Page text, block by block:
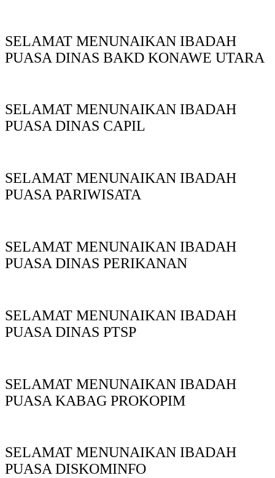
SELAMAT MENUNAIKAN IBADAH
PUASA DINAS BAKD KONAWE UTARA
SELAMAT MENUNAIKAN IBADAH
PUASA DINAS CAPIL
SELAMAT MENUNAIKAN IBADAH
PUASA PARIWISATA
SELAMAT MENUNAIKAN IBADAH
PUASA DINAS PERIKANAN
SELAMAT MENUNAIKAN IBADAH
PUASA DINAS PTSP
SELAMAT MENUNAIKAN IBADAH
PUASA KABAG PROKOPIM
SELAMAT MENUNAIKAN IBADAH
PUASA DISKOMINFO